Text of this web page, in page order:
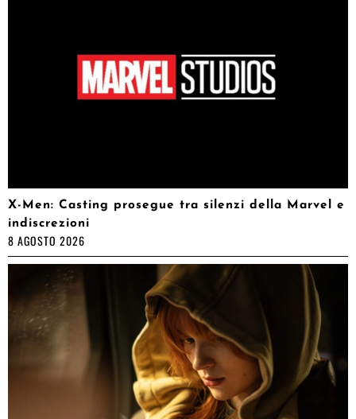
X-Men: Casting prosegue tra silenzi della Marvel e
indiscrezioni
8 AGOSTO 2026